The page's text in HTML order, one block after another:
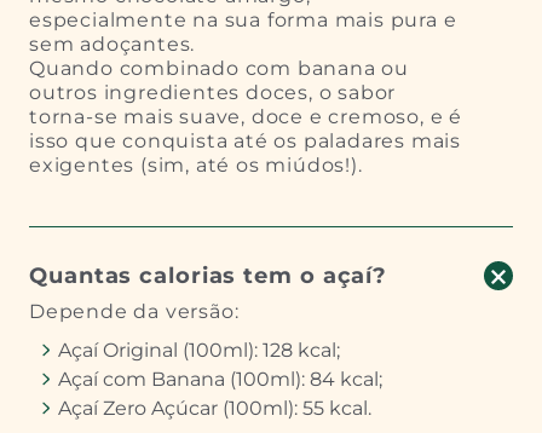
especialmente na sua forma mais pura e
sem adoçantes.
Quando combinado com banana ou
outros ingredientes doces, o sabor
torna-se mais suave, doce e cremoso, e é
isso que conquista até os paladares mais
exigentes (sim, até os miúdos!).
Quantas calorias tem o açaí?
Depende da versão:
Açaí Original (100ml): 128 kcal;
Açaí com Banana (100ml): 84 kcal;
Açaí Zero Açúcar (100ml): 55 kcal.